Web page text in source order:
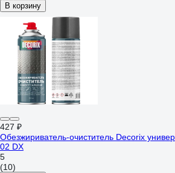
В корзину
427 ₽
Обезжириватель-очиститель Decorix
02 DX
5
(10)